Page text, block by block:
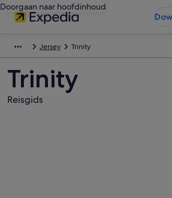
Doorgaan naar hoofdinhoud
Jersey Trinity
Trinity
Reisgids